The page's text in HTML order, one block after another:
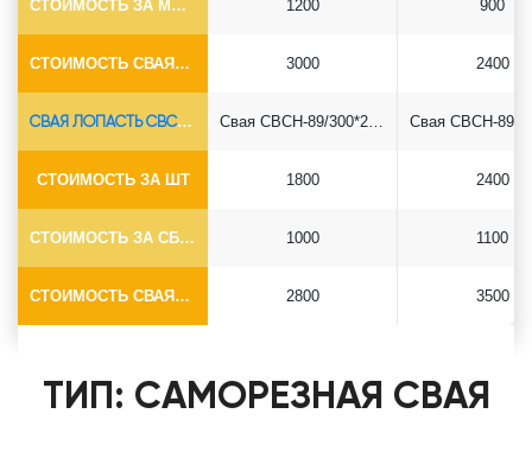
СТОИМОСТЬ ЗА МОНТАЖ
СТОИМОСТЬ СВАЯ+СБОРКА (БЕЗ ОГОЛОВКА)
1200
3000
900
2400
СВАЯ ЛОПАСТЬ СВСН-Ø89*6.5
СТОИМОСТЬ ЗА ШТ
СТОИМОСТЬ ЗА СБОРКУ
СТОИМОСТЬ СВАЯ+СБОРКА (БЕЗ ОГОЛОВКА)
Свая СВСН-89/300*2500
1800
1000
2800
2400
1100
3500
ТИП: САМОРЕЗНАЯ СВАЯ